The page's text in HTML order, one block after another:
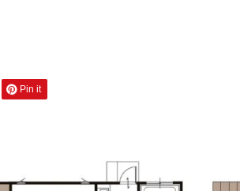
Pin it